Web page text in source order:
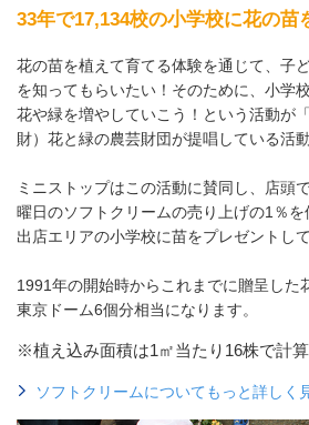
33年で17,134校の小学校に花の苗
花の苗を植えて育てる体験を通じて、子
を知ってもらいたい！そのために、小学
花や緑を増やしていこう！という活動が
財）花と緑の農芸財団が提唱している活動
ミニストップはこの活動に賛同し、店頭
曜日のソフトクリームの売り上げの1％
出店エリアの小学校に苗をプレゼントして
1991年の開始時からこれまでに贈呈した
東京ドーム6個分相当になります。
※植え込み面積は1㎡当たり16株で計算
ソフトクリームについてもっと詳しく